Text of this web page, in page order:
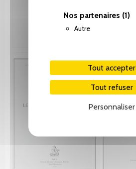
Nos partenaires (1)
Autre
Tout accepter
Tout refuser
Personnaliser